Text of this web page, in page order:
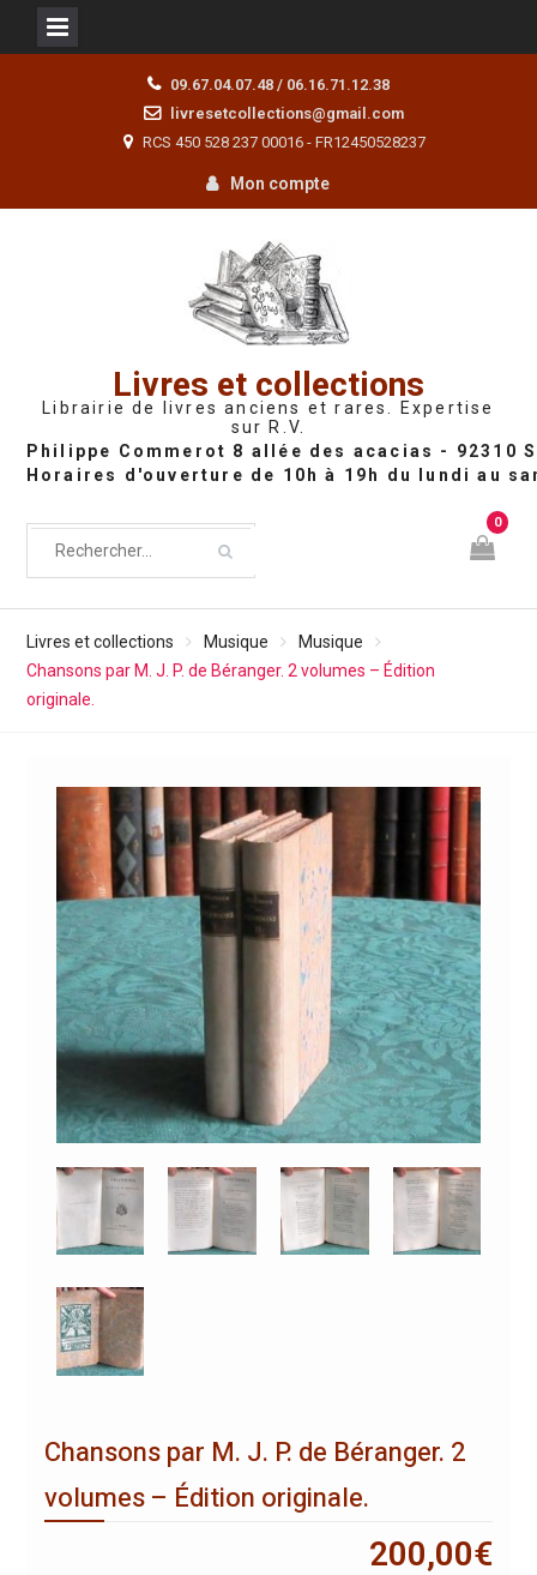
09.67.04.07.48 / 06.16.71.12.38
livresetcollections@gmail.com
RCS 450 528 237 00016 - FR12450528237
Mon compte
Livres et collections
Librairie de livres anciens et rares. Expertise
sur R.V.
0
Livres et collections Musique
Musique
Chansons par M. J. P. de Béranger. 2 volumes – Édition
originale.
Chansons par M. J. P. de Béranger. 2
volumes – Édition originale.
200,00€